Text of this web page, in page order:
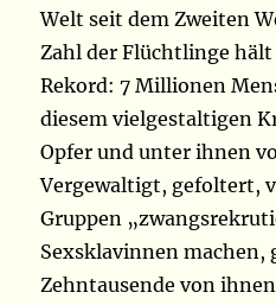
Welt seit dem Zweiten
Zahl der Flüchtlinge
Rekord: 7 Millionen
diesem vielgestaltigen
Opfer und unter ihnen
Vergewaltigt, gefoltert,
Gruppen
Sexsklavinnen
Zehntausende von